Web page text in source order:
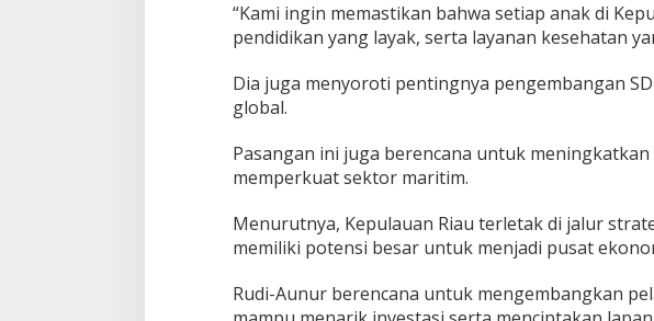
i
a
y
L
e
i
h
B
i
“Kami ingin memastikan bahwa setiap anak di
pendidikan yang layak, serta layanan kesehatan
Dia juga menyoroti pentingnya pengembangan
global.
Pasangan ini juga berencana untuk
memperkuat sektor maritim.
Menurutnya, Kepulauan Riau terletak di jalur
memiliki potensi besar untuk menjadi pusat
Rudi-Aunur berencana untuk mengembangkan